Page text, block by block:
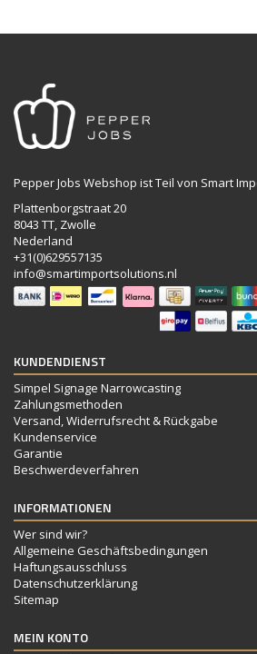
Pepper Jobs Webshop ist Teil von Smart
Plattenborgstraat 20
8043 TT, Zwolle
Nederland
+31(0)629557135
info@smartimportsolutions.nl
KUNDENDIENST
Simpel Signage Narrowcasting
Zahlungsmethoden
Versand, Widerrufsrecht & Rückgabe
Kundenservice
Garantie
Beschwerdeverfahren
INFORMATIONEN
Wer sind wir?
Allgemeine Geschäftsbedingungen
Haftungsausschluss
Datenschutzerklärung
Sitemap
MEIN KONTO